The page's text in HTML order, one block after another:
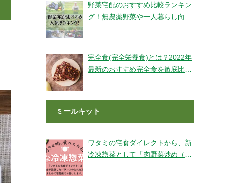
野菜宅配のおすすめ比較ランキン
グ！無農薬野菜や一人暮らし向け
完全食(完全栄養食)とは？2022年
最新のおすすめ完全食を徹底比較
ミールキット
ワタミの宅食ダイレクトから、新
冷凍惣菜として「肉野菜炒め（銚